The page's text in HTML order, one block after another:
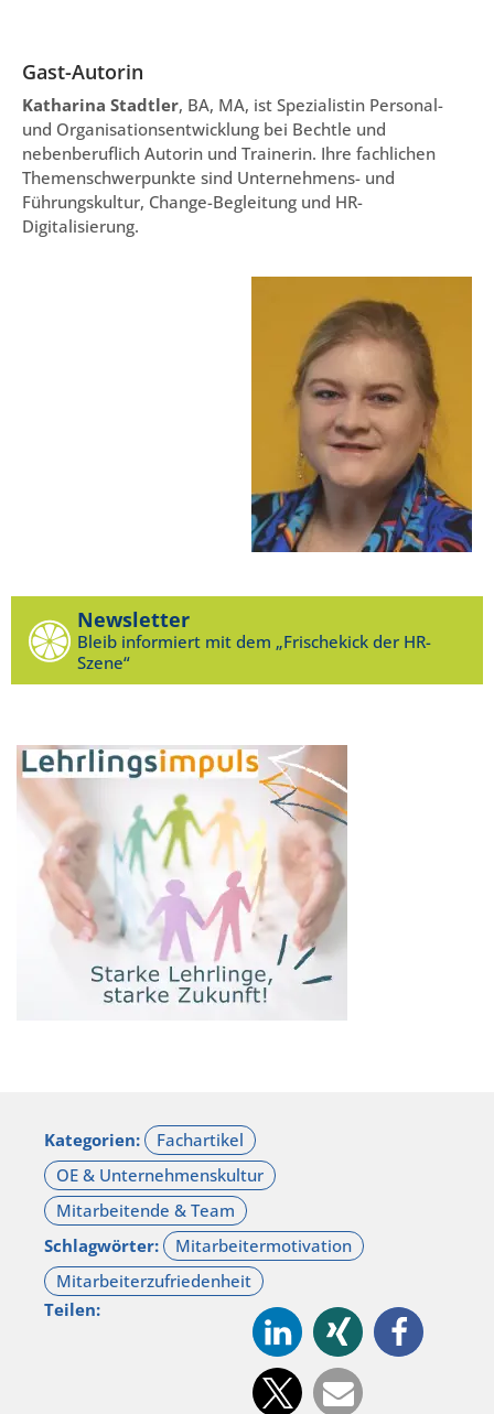
Gast-Autorin
Katharina Stadtler, BA, MA, ist Spezialistin Personal-
und Organisationsentwicklung bei Bechtle und
nebenberuflich Autorin und Trainerin. Ihre fachlichen
Themenschwerpunkte sind Unternehmens- und
Führungskultur, Change-Begleitung und HR-
Digitalisierung.
Newsletter
Bleib informiert mit dem „Frischekick der HR-
Szene“
Kategorien:
Schlagwörter:
Teilen: